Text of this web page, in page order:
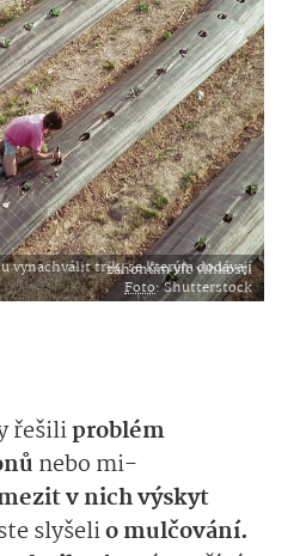
Eko zahrádkáři si nemohou vynachválit trik, se kterým dodávají záhonům víc vlhkosti
Foto: Shutterstock
řešiliproblém
nebo mi­
v nichv­ýskyt
slyšelio mulčování.